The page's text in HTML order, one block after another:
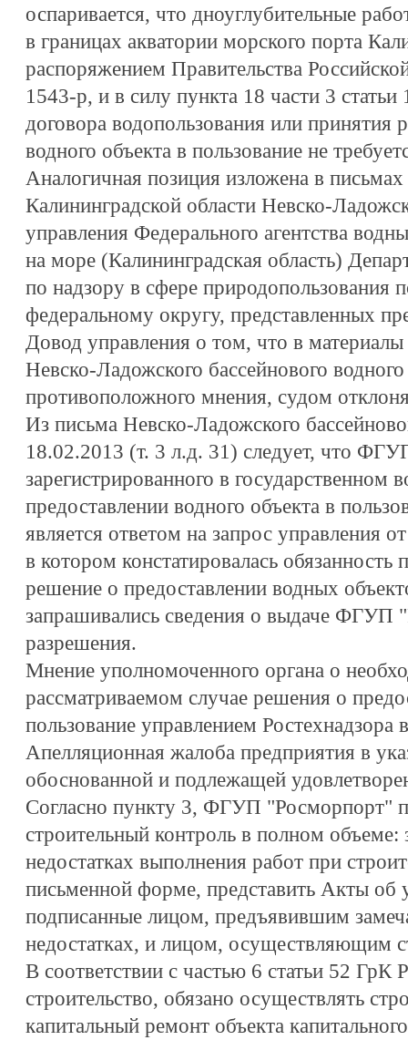
оспаривается, что дноуглубительные
в границах акватории морского порта
распоряжением Правительства
1543-р, и в силу пункта 18 части 3
договора водопользования или принятия
водного объекта в пользование не
Аналогичная позиция изложена в
Калининградской области Невско-
управления Федерального агентства
на море (Калининградская область)
по надзору в сфере природопользования
федеральному округу, представленных
Довод управления о том, что в материалы
Невско-Ладожского бассейнового
противоположного мнения, судом
Из письма Невско-Ладожского
18.02.2013 (т. 3 л.д. 31) следует, что
зарегистрированного в государственном
предоставлении водного объекта в
является ответом на запрос управления
в котором констатировалась обязанность
решение о предоставлении водных
запрашивались сведения о выдаче ФГУП
разрешения.
Мнение уполномоченного органа о
рассматриваемом случае решения о
пользование управлением Ростехнадзора
Апелляционная жалоба предприятия в
обоснованной и подлежащей
Согласно пункту 3, ФГУП "Росморпорт"
строительный контроль в полном объеме:
недостатках выполнения работ при
письменной форме, представить Акты об
подписанные лицом, предъявившим
недостатках, и лицом, осуществляющим
В соответствии с частью 6 статьи 52
строительство, обязано осуществлять
капитальный ремонт объекта